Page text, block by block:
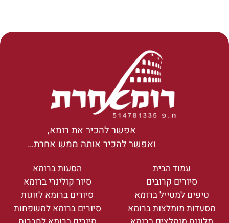
אפשר להכיר את רומא,
ואפשר להכיר אותה ממש אחרת…
עמוד הבית
סיורים קרובים
טיפים למטייל ברומא
מסעדות מומלצות ברומא
הסעות ברומא
סיור קולינרי ברומא
סיורים ברומא לזוגות
סיורים ברומא למשפחות